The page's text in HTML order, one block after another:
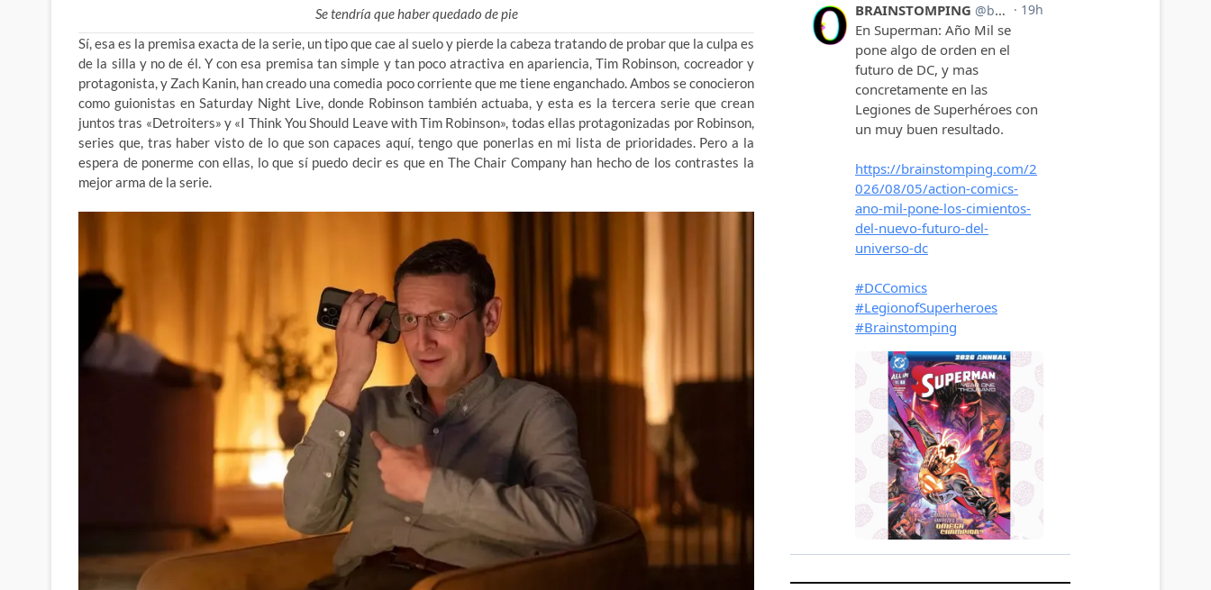
Se tendría que haber quedado de pie
Sí, esa es la premisa exacta de la serie, un tipo que cae al suelo y pierde la cabeza tratando de probar que la culpa es
de la silla y no de él. Y con esa premisa tan simple y tan poco atractiva en apariencia, Tim Robinson, cocreador y
protagonista, y Zach Kanin, han creado una comedia poco corriente que me tiene enganchado. Ambos se conocieron
como guionistas en Saturday Night Live, donde Robinson también actuaba, y esta es la tercera serie que crean
juntos tras «Detroiters» y «I Think You Should Leave with Tim Robinson», todas ellas protagonizadas por Robinson,
series que, tras haber visto de lo que son capaces aquí, tengo que ponerlas en mi lista de prioridades. Pero a la
espera de ponerme con ellas, lo que sí puedo decir es que en The Chair Company han hecho de los contrastes la
mejor arma de la serie.